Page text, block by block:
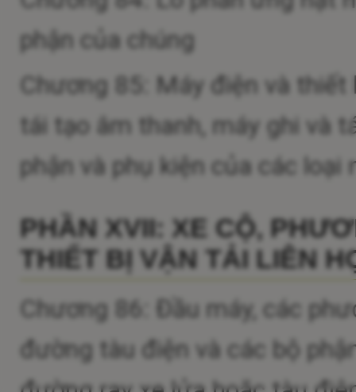
phận của chúng
Chương 85: Máy điện và thiết
tái tạo âm thanh, máy ghi và
phận và phụ kiện của các loại
PHẦN XVII: XE CỘ,
THIẾT BỊ VẬN TẢI LIÊN
Chương 86: Đầu máy, các
đường tàu điện và các bộ